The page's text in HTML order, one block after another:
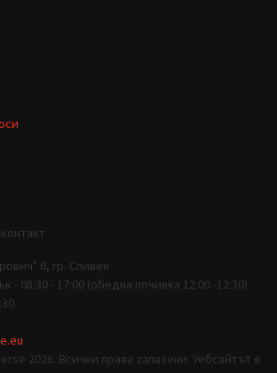
6, гр. Сливен
- 08:30 - 17:00 (обедна почивка 12:00 -12:30)
2026. Всички права запазени. Уебсайтът е